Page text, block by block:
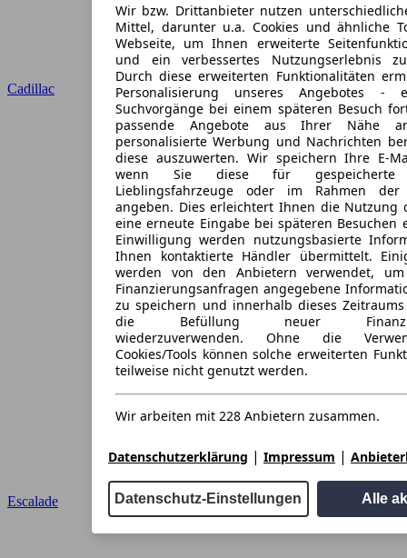
Wir bzw. Drittanbieter nutzen
Mittel, darunter u.a. Cookies und ähnliche
Webseite, um Ihnen erweiterte
und ein verbessertes Nutzungserlebnis
Durch diese erweiterten Funktionalitäten
Personalisierung unseres Angebotes
Suchvorgänge bei einem späteren Besuch
passende Angebote aus Ihrer Nähe
personalisierte Werbung und Nachrichten
diese auszuwerten. Wir speichern Ihre E-
wenn Sie diese für gespeicherte
Lieblingsfahrzeuge oder im Rahmen der
angeben. Dies erleichtert Ihnen die Nutzung
eine erneute Eingabe bei späteren
Einwilligung werden nutzungsbasierte
Ihnen kontaktierte Händler übermittelt.
werden von den Anbietern verwendet,
Finanzierungsanfragen angegebene
zu speichern und innerhalb dieses
die Befüllung neuer
wiederzuverwenden. Ohne die
Cookies/Tools können solche erweiterten
teilweise nicht genutzt werden.
Wir arbeiten mit 228 Anbietern zusammen.
Datenschutzerklärung | Impressum |
Datenschutz-Einstellungen Alle
Cadillac
Escalade